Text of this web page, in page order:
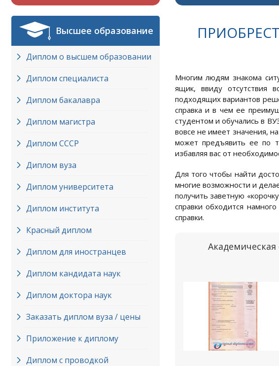
Высшее образование
Диплом о высшем образовании
Диплом специалиста
Диплом бакалавра
Диплом магистра
Диплом СССР
Диплом вуза
Диплом университета
Диплом института
Красный диплом
Диплом для иностранцев
Диплом кандидата наук
Диплом доктора наук
Заказать диплом вуза / цены
Приложение к диплому
Диплом с проводкой
Многим людям знакома
ящик, ввиду отсутствия
подходящих вариантов
справка и в чем ее
студентом и обучались в
вовсе не имеет значения,
может предъявить ее по
избавляя вас от
Для того чтобы найти
многие возможности и
получить заветную
справки обходится
справки.